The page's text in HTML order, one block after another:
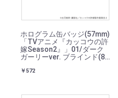
ホログラム缶バッジ(57mm)
「TVアニメ『カッコウの許
嫁Season2』」01/ダーク
ガーリーver. ブラインド(8
￥572